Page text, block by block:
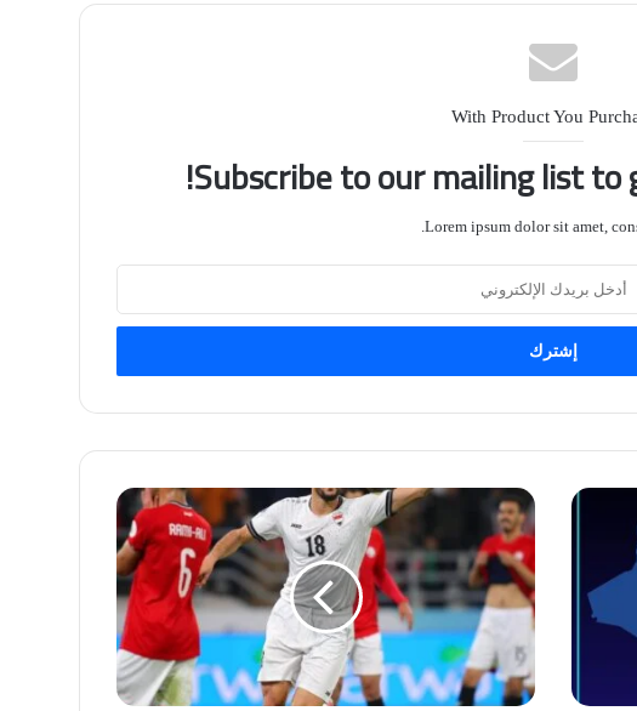
With Product You
Subscribe to our mailing list
Lorem ipsum dolor sit amet,